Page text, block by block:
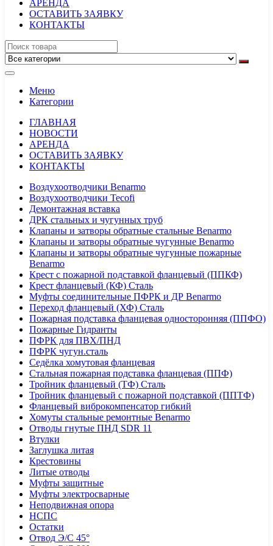
АРЕНДА
ОСТАВИТЬ ЗАЯВКУ
КОНТАКТЫ
Меню
Категории
ГЛАВНАЯ
НОВОСТИ
АРЕНДА
ОСТАВИТЬ ЗАЯВКУ
КОНТАКТЫ
Воздухоотводчики Benarmo
Воздухоотводчики Tecofi
Демонтажная вставка
ДРК стальных и чугунных труб
Клапаны и затворы обратные стальные Benarmo
Клапаны и затворы обратные чугунные Benarmo
Клапаны и затворы обратные чугунные пожарные
Benarmo
Крест с пожарной подставкой фланцевый (ППКФ)
Крест фланцевый (КФ) Сталь
Муфты соединительные ПФРК и ДР Benarmo
Переход фланцевый (ХФ) Сталь
Пожарная подставка фланцевая односторонняя (ППФО)
Пожарные Гидранты
ПФРК для ПВХ/ПНД
ПФРК чугун.сталь
Седёлка хомутовая фланцевая
Стальная пожарная подставка фланцевая (ППФ)
Тройник фланцевый (ТФ) Сталь
Тройник фланцевый с пожарной подставкой (ППТФ)
Фланцевый виброкомпенсатор гибкий
Хомуты стальные ремонтные Benarmo
Отводы гнутые ПНД SDR 11
Втулки
Заглушка литая
Крестовины
Литые отводы
Муфты защитные
Муфты электросварные
Неподвижная опора
НСПС
Остатки
Отвод Э/С 45°